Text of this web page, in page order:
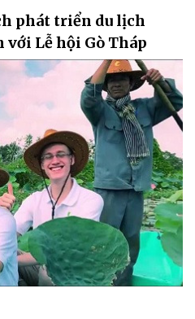
phát triển du lịch
với Lễ hội Gò Tháp